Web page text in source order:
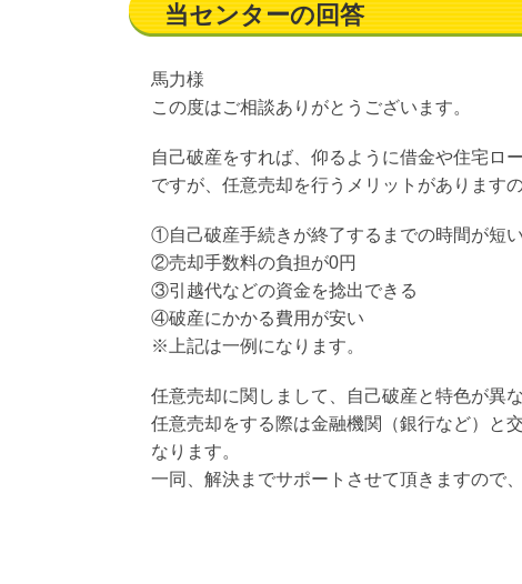
当センターの回答
馬力様
この度はご相談ありがとうございます。
自己破産をすれば、仰るように借金や住宅ロ
ですが、任意売却を行うメリットがあります
①自己破産手続きが終了するまでの時間が短い
②売却手数料の負担が0円
③引越代などの資金を捻出できる
④破産にかかる費用が安い
※上記は一例になります。
任意売却に関しまして、自己破産と特色が異な
任意売却をする際は金融機関（銀行など）と
なります。
一同、解決までサポートさせて頂きますので